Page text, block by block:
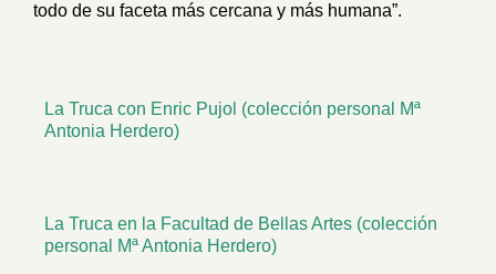
todo de su faceta más cercana y más humana”.
La Truca con Enric Pujol (colección personal Mª
Antonia Herdero)
La Truca en la Facultad de Bellas Artes (colección
personal Mª Antonia Herdero)